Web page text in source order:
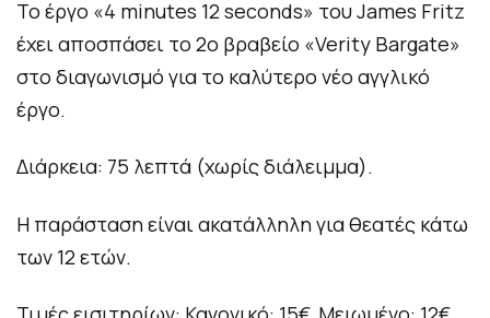
Το έργο «4 minutes 12 seconds» του James Fritz
έχει αποσπάσει το 2ο βραβείο «Verity Bargate»
στο διαγωνισμό για το καλύτερο νέο αγγλικό
έργο.
Διάρκεια: 75 λεπτά (χωρίς διάλειμμα).
Η παράσταση είναι ακατάλληλη για θεατές κάτω
των 12 ετών.